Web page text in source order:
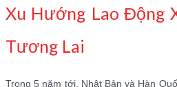
Xu Hướng Lao Động
Tương Lai
Trong 5 năm tới, Nhật Bản và Hàn